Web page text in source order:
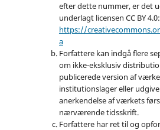
efter dette nummer, er det
underlagt licensen CC BY 4.0:
https://
a
Forfattere kan indgå flere
om ikke-eksklusiv
publicerede version af
institutionslager eller
anerkendelse af værkets
nærværende tidsskrift.
Forfattere har ret til og